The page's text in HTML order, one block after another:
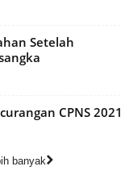
Setelah
CPNS 2021
banyak